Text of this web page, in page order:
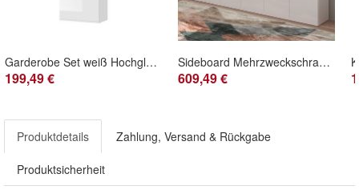
Garderobe Set weiß Hochglanz Kommode Kleiderstange Zwischenbau Schränke SystemX
199,49 €
Sideboard Mehrzweckschrank weiß Hochglanz Anrichte Kommode SystemX 183 cm
609,49 €
Produktdetails Zahlung, Versand & Rückgabe
Produktsicherheit